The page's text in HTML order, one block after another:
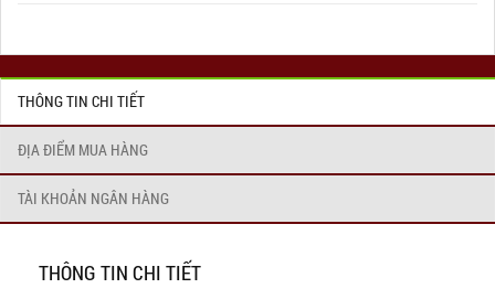
THÔNG TIN CHI TIẾT
ĐỊA ĐIỂM MUA HÀNG
TÀI KHOẢN NGÂN HÀNG
THÔNG TIN CHI TIẾT